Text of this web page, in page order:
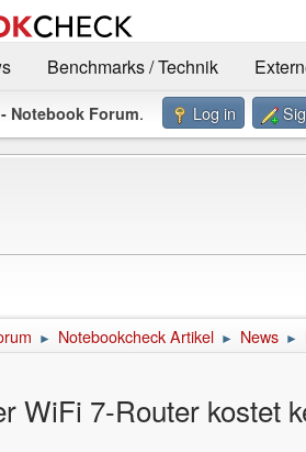
Benchmarks / Technik
Notebook Forum. Log in
► Notebookcheck Artikel ► News ►
WiFi 7-Router kostet